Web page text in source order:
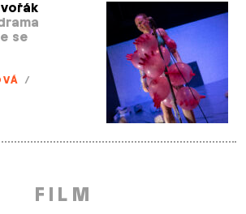
se
/
FILM